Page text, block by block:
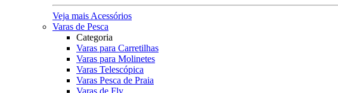
Veja mais Acessórios
Varas de Pesca
Categoria
Varas para Carretilhas
Varas para Molinetes
Varas Telescópica
Varas Pesca de Praia
Varas de Fly